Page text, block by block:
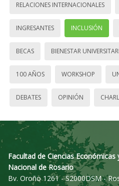
RELACIONES INTERNACIONALES
INGRESANTES INCLUSIÓN
BECAS BIENESTAR
100 AÑOS WORKSHOP
DEBATES OPINIÓN
Facultad de Ciencias
Nacional de Rosario
Bv. Oroño 1261 - S2000DSM -